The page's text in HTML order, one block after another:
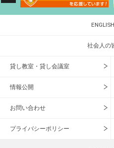
社会人の
貸し教室・貸し会議室
情報公開
お問い合わせ
プライバシーポリシー